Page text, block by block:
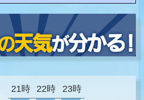
21時 22時 23時